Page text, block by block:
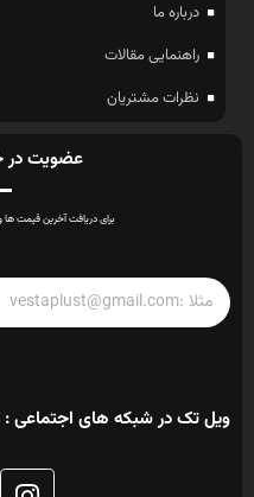
درباره ما
راهنمایی مقالات
نظرات مشتریان
عضویت در
برای دریافت آخرین قیمت ها
ویل تک در شبکه های اجتماعی :